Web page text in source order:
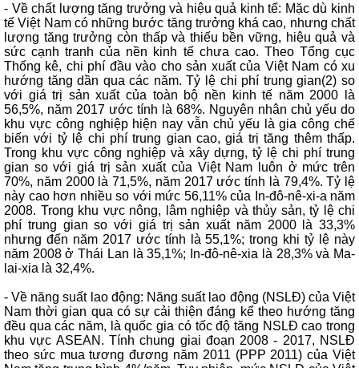
- Về chất lượng tăng trưởng và hiệu quả kinh tế: Mặc dù kinh
tế Việt Nam có những bước tăng trưởng khá cao, nhưng chất
lượng tăng trưởng còn thấp và thiếu bền vững, hiệu quả và
sức cạnh tranh của nền kinh tế chưa cao. Theo Tổng cục
Thống kê, chi phí đầu vào cho sản xuất của Việt Nam có xu
hướng tăng dần qua các năm. Tỷ lệ chi phí trung gian(2) so
với giá trị sản xuất của toàn bộ nền kinh tế năm 2000 là
56,5%, năm 2017 ước tính là 68%. Nguyên nhân chủ yếu do
khu vực công nghiệp hiện nay vẫn chủ yếu là gia công chế
biến với tỷ lệ chi phí trung gian cao, giá trị tăng thêm thấp.
Trong khu vực công nghiệp và xây dựng, tỷ lệ chi phí trung
gian so với giá trị sản xuất của Việt Nam luôn ở mức trên
70%, năm 2000 là 71,5%, năm 2017 ước tính là 79,4%. Tỷ lệ
này cao hơn nhiều so với mức 56,11% của In-đô-nê-xi-a năm
2008. Trong khu vực nông, lâm nghiệp và thủy sản, tỷ lệ chi
phí trung gian so với giá trị sản xuất năm 2000 là 33,3%
nhưng đến năm 2017 ước tính là 55,1%; trong khi tỷ lệ này
năm 2008 ở Thái Lan là 35,1%; In-đô-nê-xia là 28,3% và Ma-
lai-xia là 32,4%.
- Về năng suất lao động: Năng suất lao động (NSLĐ) của Việt
Nam thời gian qua có sự cải thiện đáng kể theo hướng tăng
đều qua các năm, là quốc gia có tốc độ tăng NSLĐ cao trong
khu vực ASEAN. Tính chung giai đoạn 2008 - 2017, NSLĐ
theo sức mua tương đương năm 2011 (PPP 2011) của Việt